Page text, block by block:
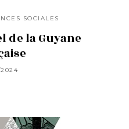
SOCIALES
la Guyane